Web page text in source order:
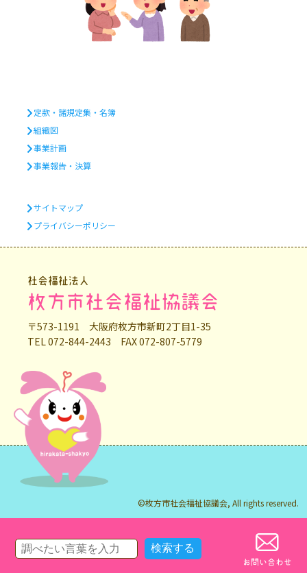
お問い合わせ
定款・諸規定集・名簿
組織図
事業計画
事業報告・決算
サイトマップ
プライバシーポリシー
社会福祉法人
枚方市社会福祉協議会
〒573-1191 大阪府枚方市新町2丁目1-35
TEL 072-844-2443 FAX 072-807-5779
©枚方市社会福祉協議会, All rights reserved.